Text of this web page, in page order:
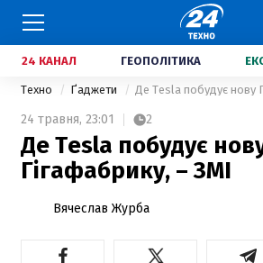
24 КАНАЛ ГЕОПОЛІТИКА
Техно Ґаджети Де Tesla побудує нову
24 травня, 23:01 2
Де Tesla побудує
Гігафабрику, – ЗМІ
Вячеслав Журба